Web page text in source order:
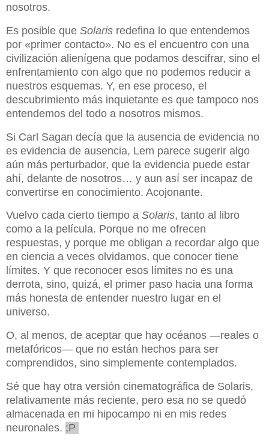
nosotros.
Es posible que Solaris redefina lo que entendemos
por «primer contacto». No es el encuentro con una
civilización alienígena que podamos descifrar, sino el
enfrentamiento con algo que no podemos reducir a
nuestros esquemas. Y, en ese proceso, el
descubrimiento más inquietante es que tampoco nos
entendemos del todo a nosotros mismos.
Si Carl Sagan decía que la ausencia de evidencia no
es evidencia de ausencia, Lem parece sugerir algo
aún más perturbador, que la evidencia puede estar
ahí, delante de nosotros… y aun así ser incapaz de
convertirse en conocimiento. Acojonante.
Vuelvo cada cierto tiempo a Solaris, tanto al libro
como a la película. Porque no me ofrecen
respuestas, y porque me obligan a recordar algo que
en ciencia a veces olvidamos, que conocer tiene
límites. Y que reconocer esos límites no es una
derrota, sino, quizá, el primer paso hacia una forma
más honesta de entender nuestro lugar en el
universo.
O, al menos, de aceptar que hay océanos —reales o
metafóricos— que no están hechos para ser
comprendidos, sino simplemente contemplados.
Sé que hay otra versión cinematográfica de Solaris,
relativamente más reciente, pero esa no se quedó
almacenada en mi hipocampo ni en mis redes
neuronales. ;P